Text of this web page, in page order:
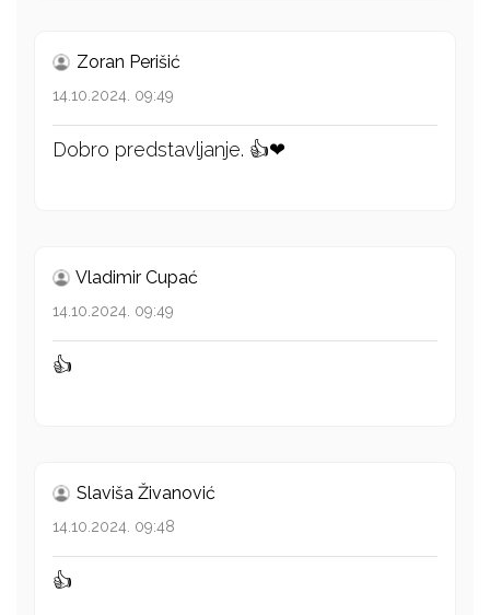
Zoran Perišić
14.10.2024. 09:49
Dobro predstavljanje. 👍❤
Vladimir Cupać
14.10.2024. 09:49
👍
Slaviša Živanović
14.10.2024. 09:48
👍